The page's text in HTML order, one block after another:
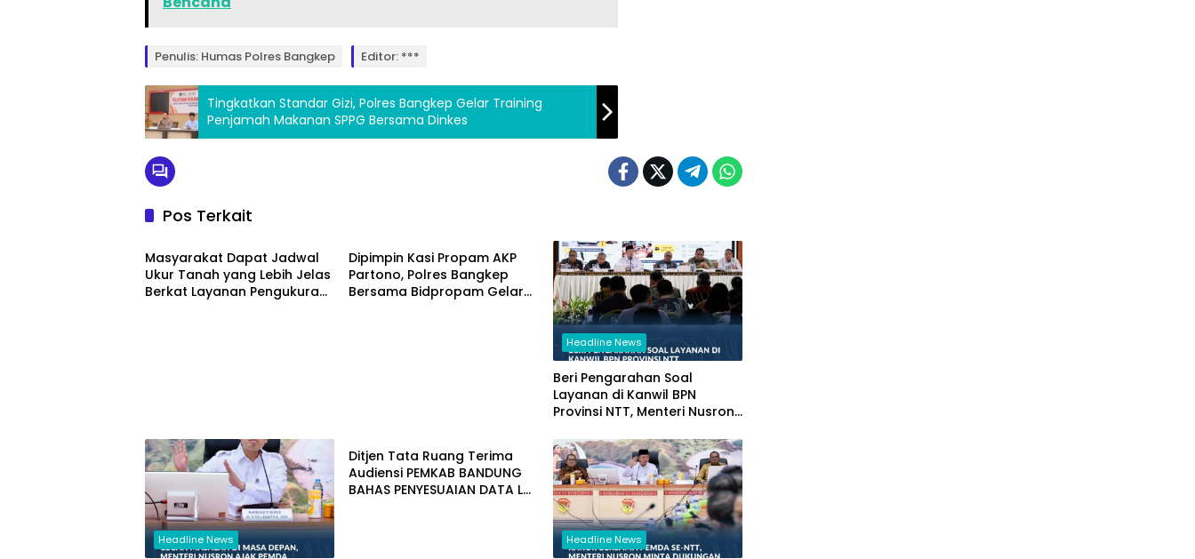
Penulis: Humas Polres Bangkep Editor: ***
Tingkatkan Standar Gizi, Polres Bangkep Gelar Training
Penjamah Makanan SPPG Bersama Dinkes
Pos Terkait
Headline News
Masyarakat Dapat Jadwal
Ukur Tanah yang Lebih Jelas
Berkat Layanan Pengukuran
Dipimpin Kasi Propam AKP
Partono, Polres Bangkep
Bersama Bidpropam Gelar
Headline News
Beri Pengarahan Soal
Layanan di Kanwil BPN
Provinsi NTT, Menteri Nusron:
Masyarakat
Headline News
Ditjen Tata Ruang Terima
Audiensi PEMKAB BANDUNG
BAHAS PENYESUAIAN DATA LBS
Headline News